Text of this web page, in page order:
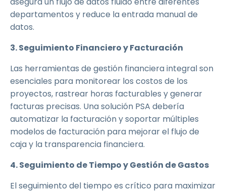
departamentos y reduce la entrada manual de
datos.
3. Seguimiento Financiero y Facturación
Las herramientas de gestión financiera integral son
esenciales para monitorear los costos de los
proyectos, rastrear horas facturables y generar
facturas precisas. Una solución PSA debería
automatizar la facturación y soportar múltiples
modelos de facturación para mejorar el flujo de
caja y la transparencia financiera.
4. Seguimiento de Tiempo y Gestión de Gastos
El seguimiento del tiempo es crítico para maximizar